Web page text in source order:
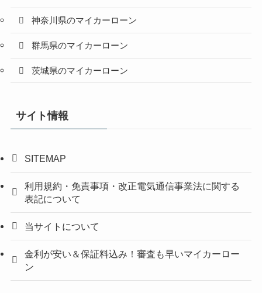
神奈川県のマイカーローン
群馬県のマイカーローン
茨城県のマイカーローン
サイト情報
SITEMAP
利用規約・免責事項・改正電気通信事業法に関する
表記について
当サイトについて
金利が安い＆保証料込み！審査も早いマイカーロー
ン